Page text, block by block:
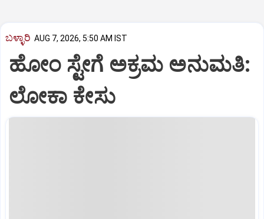
ಬಳ್ಳಾರಿ AUG 7, 2026, 5:50 AM IST
ಹೋಂ ಸ್ಟೇಗೆ ಅಕ್ರಮ ಅನುಮತಿ:
ಲೋಕಾ ಕೇಸು